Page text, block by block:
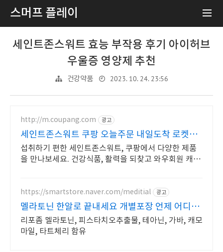
스머프 플레이
세인트존스워트 효능 부작용 후기 아이허브
우울증 영양제 추천
건강약품 2023. 10. 24. 23:56
http://m.coupang.com 광고
세인트존스워트 쿠팡 오늘주문 내일도착 로켓배
송
섭취하기 편한 세인트존스워트, 쿠팡에서 다양한 제품
을 만나보세요. 건강식품, 활력을 되찾고 와우회원 캐시
https://smartstore.naver.com/meditial 광고
멜라토닌 한알로 끝내세요 개별포장 언제 어디서
나 OK
리포좀 멜라토닌, 피스타치오추출물, 테아닌, 가바, 캐모
마일, 타트체리 함유